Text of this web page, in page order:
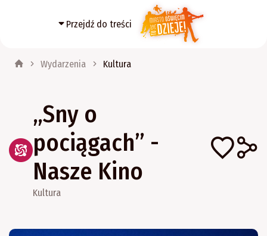
Przejdź do treści
Wydarzenia Kultura
„Sny o
pociągach” -
Nasze Kino
Kultura